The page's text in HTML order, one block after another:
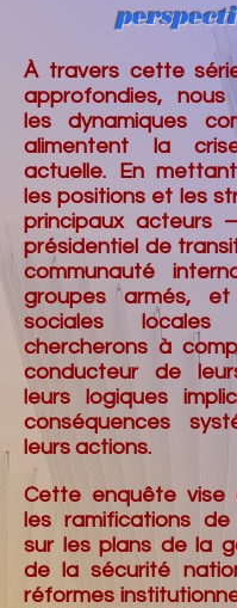
À travers cette
approfondies, nous
les dynamiques
alimentent la
actuelle. En
les positions et les
principaux acteurs
présidentiel de
communauté
groupes armés,
sociales
chercherons à
conducteur de
leurs logiques
conséquences
leurs actions.
Cette enquête vise
les ramifications
sur les plans de la
de la sécurité
réformes